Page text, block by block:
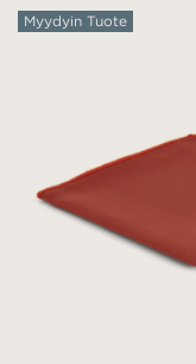
Myydyin Tuote